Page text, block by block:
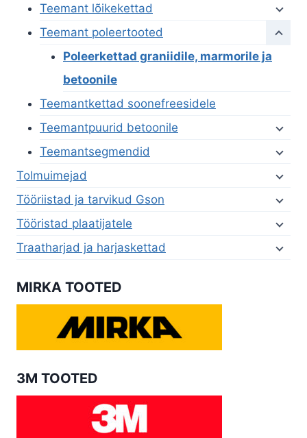
Teemant lõikekettad
Teemant poleertooted
Poleerkettad graniidile, marmorile ja
betoonile
Teemantkettad soonefreesidele
Teemantpuurid betoonile
Teemantsegmendid
Tolmuimejad
Tööriistad ja tarvikud Gson
Tööristad plaatijatele
Traatharjad ja harjaskettad
MIRKA TOOTED
3M TOOTED